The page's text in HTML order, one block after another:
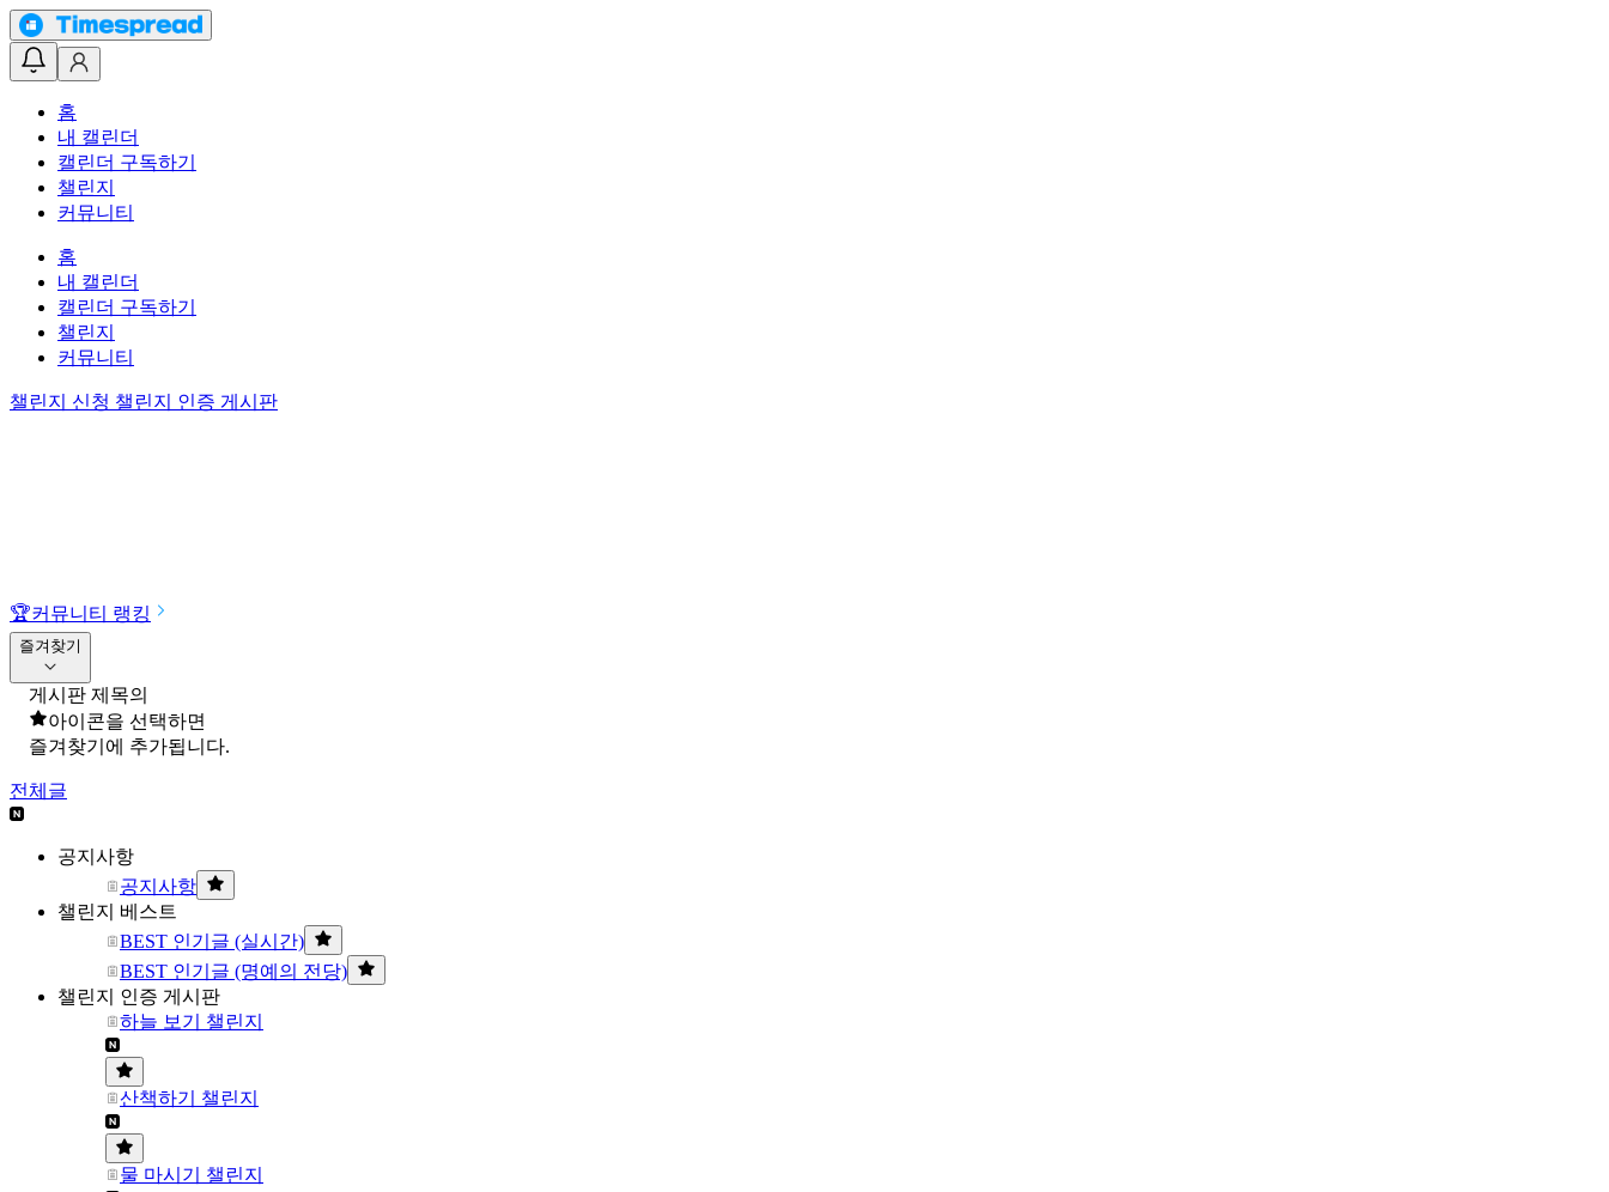
홈
내 캘린더
캘린더 구독하기
챌린지
커뮤니티
홈
내 캘린더
캘린더 구독하기
챌린지
커뮤니티
챌린지 신청 챌린지 인증 게시판
🏆커뮤니티 랭킹
즐겨찾기
게시판 제목의
아이콘을 선택하면
즐겨찾기에 추가됩니다.
전체글
공지사항
공지사항
챌린지 베스트
BEST 인기글 (실시간)
BEST 인기글 (명예의 전당)
챌린지 인증 게시판
하늘 보기 챌린지
산책하기 챌린지
물 마시기 챌린지